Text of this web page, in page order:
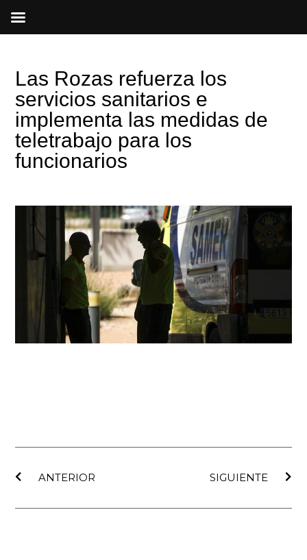
Las Rozas refuerza los
servicios sanitarios e
implementa las medidas de
teletrabajo para los
funcionarios
ANTERIOR
SIGUIENTE